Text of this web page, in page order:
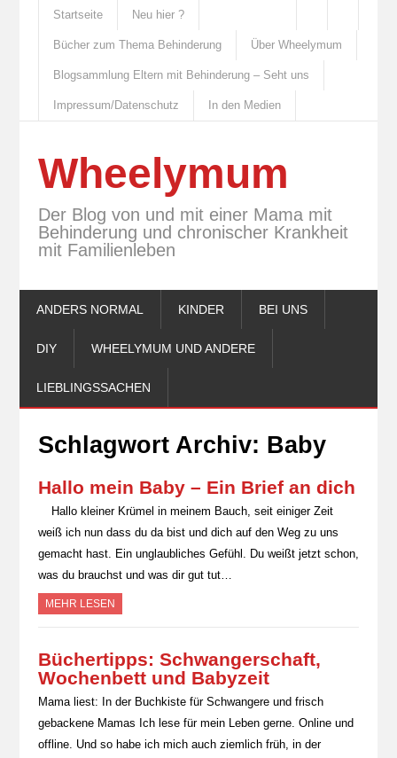
Startseite Neu hier ?
Bücher zum Thema Behinderung Über Wheelymum
Blogsammlung Eltern mit Behinderung – Seht uns
Impressum/Datenschutz In den Medien
Wheelymum
Der Blog von und mit einer Mama mit
Behinderung und chronischer Krankheit
mit Familienleben
ANDERS NORMAL KINDER BEI UNS
DIY WHEELYMUM UND ANDERE
LIEBLINGSSACHEN
Schlagwort Archiv: Baby
Hallo mein Baby – Ein Brief an dich
Hallo kleiner Krümel in meinem Bauch, seit einiger Zeit
weiß ich nun dass du da bist und dich auf den Weg zu uns
gemacht hast. Ein unglaubliches Gefühl. Du weißt jetzt schon,
was du brauchst und was dir gut tut…
MEHR LESEN
Büchertipps: Schwangerschaft,
Wochenbett und Babyzeit
Mama liest: In der Buchkiste für Schwangere und frisch
gebackene Mamas Ich lese für mein Leben gerne. Online und
offline. Und so habe ich mich auch ziemlich früh, in der